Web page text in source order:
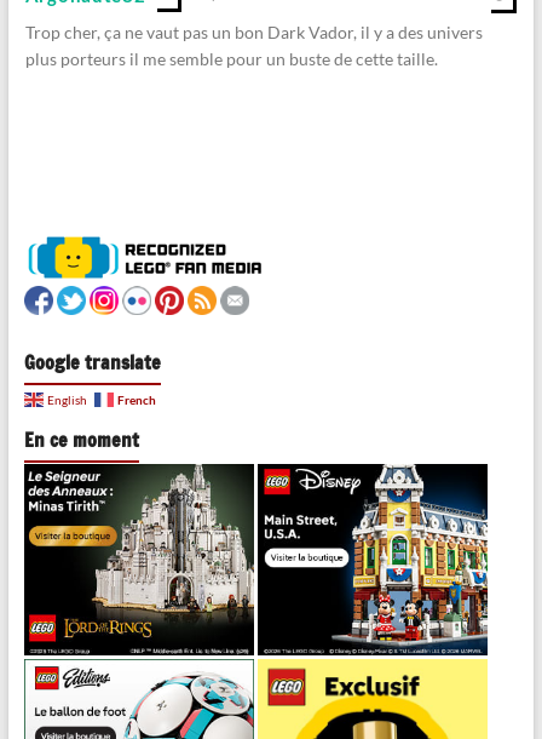
Trop cher, ça ne vaut pas un bon Dark Vador, il y a des univers
plus porteurs il me semble pour un buste de cette taille.
Google translate
English French
En ce moment